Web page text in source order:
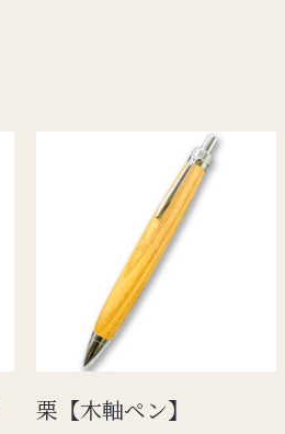
栗【木軸ペン】